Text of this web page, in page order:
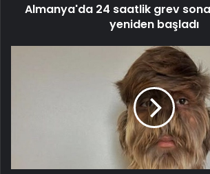
Almanya'da 24 saatlik grev
yeniden başladı
Rekorlar